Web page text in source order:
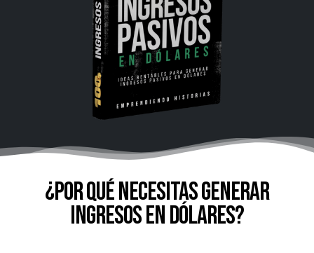
¿Por qué necesitas generar
ingresos en dólares?